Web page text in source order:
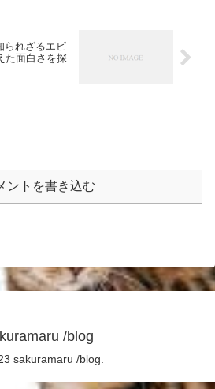
られざるエピ
た面白さを探
ントを書き込む
/blog
sakuramaru /blog.